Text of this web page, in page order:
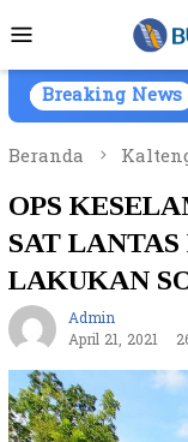
ke
kontenMobile
Breaking News
Kendaraan
Beranda
OPS
SAT LANTAS
LAKUKAN
Admin
April 21, 2021